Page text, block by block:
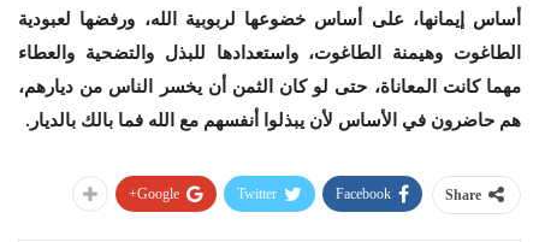
أساس إيمانها، على أساس خضوعها لربوبية الله، ورفضها لعبودية
الطاغوت وهيمنة الطاغوت، واستعدادها للبذل والتضحية والعطاء
مهما كانت المعاناة، حتى لو كان الثمن أن يخسر الناس من ديارهم،
هم حاضرون في الأساس لأن يبذلوا أنفسهم مع الله فما بالك بالديار .
Share
Facebook
Twitter
Google+